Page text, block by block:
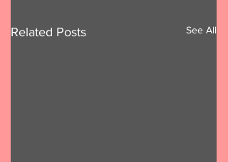
Related Posts See All